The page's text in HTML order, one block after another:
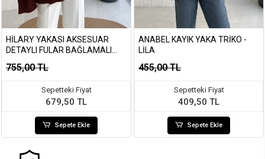
HILARY YAKASI AKSESUAR
DETAYLI FULAR BAĞLAMALI
755,00 TL
Sepetteki Fiyat
679,50 TL
Sepete Ekle
ANABEL KAYIK YAKA TRIKO -
LILA
455,00 TL
Sepetteki Fiyat
409,50 TL
Sepete Ekle